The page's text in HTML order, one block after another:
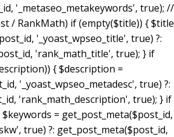
'_metaseo_metakeywords', true); //
/ RankMath) if (empty($title)) { $title
'_yoast_wpseo_title', true) ?:
'rank_math_title', true); } if
{ $description =
'_yoast_wpseo_metadesc', true) ?:
'rank_math_description', true); } if
= get_post_meta($post_id,
true) ?: get_post_meta($post_id,